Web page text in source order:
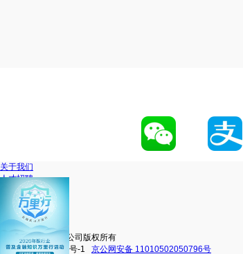
关于我们
人才招聘
网站地图
联系我们
移动官网
动卡空间
中信银行股份有限公司版权所有
京ICP备16038101号-1
京公网安备 11010502050796号